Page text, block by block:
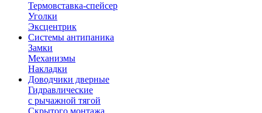
Термовставка-спейсер
Уголки
Эксцентрик
Системы антипаника
Замки
Механизмы
Накладки
Доводчики дверные
Гидравлические
с рычажной тягой
Скрытого монтажа